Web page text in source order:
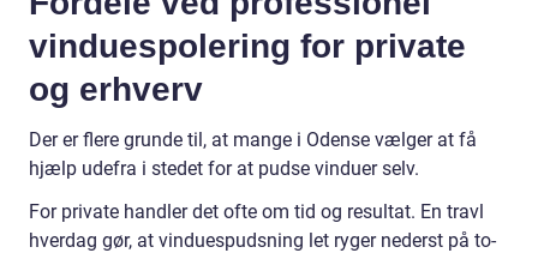
vinduespolering for private
og erhverv
Der er flere grunde til, at mange i Odense vælger at få
hjælp udefra i stedet for at pudse vinduer selv.
For private handler det ofte om tid og resultat. En travl
hverdag gør, at vinduespudsning let ryger nederst på to-